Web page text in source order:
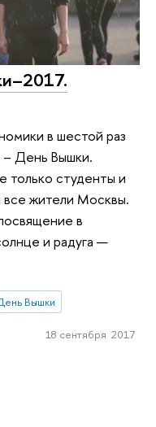
в шестой раз
– День Вышки.
только студенты и
все жители Москвы.
в
и радуга —
Вышки
18 сентября 2017